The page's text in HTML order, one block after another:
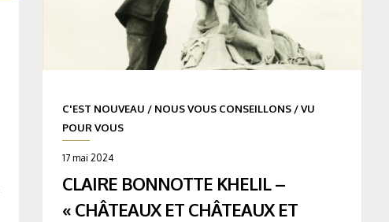
C'EST NOUVEAU / NOUS VOUS CONSEILLONS /VU
POUR VOUS
17 mai 2024
CLAIRE BONNOTTE KHELIL –
« CHÂTEAUX ET CHÂTEAUX ET